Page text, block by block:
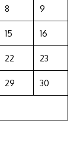
8 9
15 16
22 23
29 30